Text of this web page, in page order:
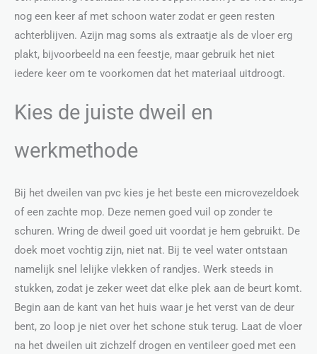
nog een keer af met schoon water zodat er geen resten
achterblijven. Azijn mag soms als extraatje als de vloer erg
plakt, bijvoorbeeld na een feestje, maar gebruik het niet
iedere keer om te voorkomen dat het materiaal uitdroogt.
Kies de juiste dweil en
werkmethode
Bij het dweilen van pvc kies je het beste een microvezeldoek
of een zachte mop. Deze nemen goed vuil op zonder te
schuren. Wring de dweil goed uit voordat je hem gebruikt. De
doek moet vochtig zijn, niet nat. Bij te veel water ontstaan
namelijk snel lelijke vlekken of randjes. Werk steeds in
stukken, zodat je zeker weet dat elke plek aan de beurt komt.
Begin aan de kant van het huis waar je het verst van de deur
bent, zo loop je niet over het schone stuk terug. Laat de vloer
na het dweilen uit zichzelf drogen en ventileer goed met een